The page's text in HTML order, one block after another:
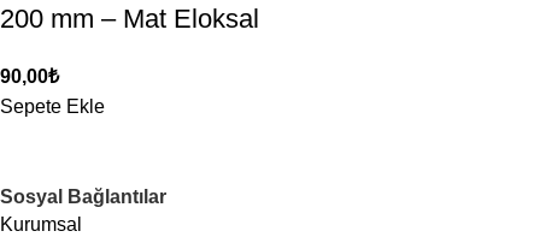
200 mm – Mat Eloksal
90,00₺
Sepete Ekle
Sosyal Bağlantılar
Kurumsal